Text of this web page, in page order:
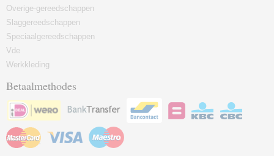
Overige-gereedschappen
Slaggereedschappen
Speciaalgereedschappen
Vde
Werkkleding
Betaalmethodes